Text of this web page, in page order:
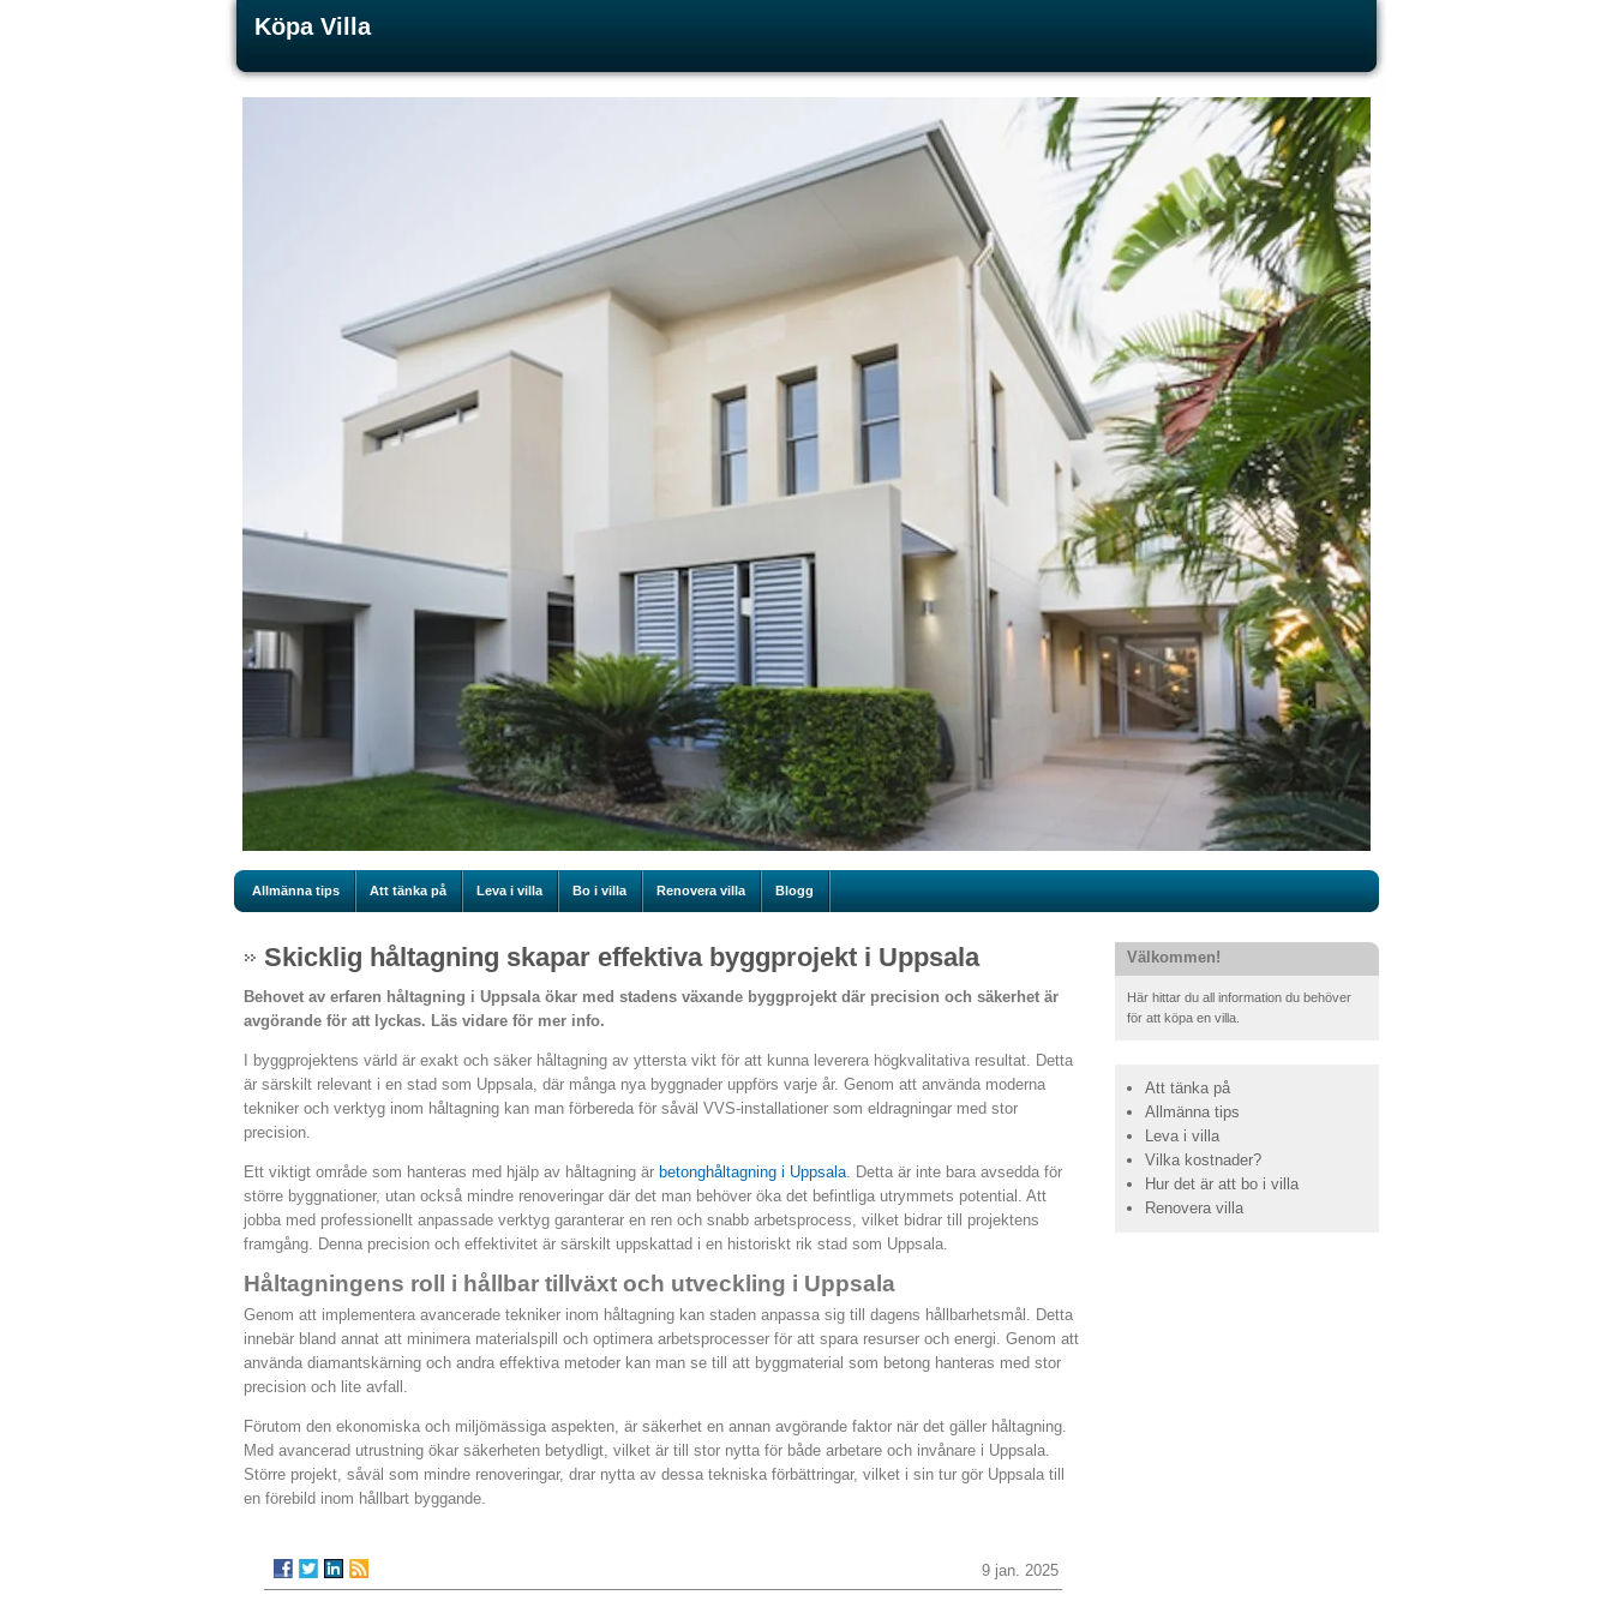
Köpa Villa
Allmänna tips Att tänka på Leva i villa Bo i villa Renovera villa Blogg
Välkommen!
Här hittar du all information du behöver
för att köpa en villa.
Att tänka på
Allmänna tips
Leva i villa
Vilka kostnader?
Hur det är att bo i villa
Renovera villa
Skicklig håltagning skapar effektiva byggprojekt i Uppsala
Behovet av erfaren håltagning i Uppsala ökar med stadens växande byggprojekt där precision och säkerhet är
avgörande för att lyckas. Läs vidare för mer info.
I byggprojektens värld är exakt och säker håltagning av yttersta vikt för att kunna leverera högkvalitativa resultat. Detta
är särskilt relevant i en stad som Uppsala, där många nya byggnader uppförs varje år. Genom att använda moderna
tekniker och verktyg inom håltagning kan man förbereda för såväl VVS-installationer som eldragningar med stor
precision.
Ett viktigt område som hanteras med hjälp av håltagning är betonghåltagning i Uppsala . Detta är inte bara avsedda för
större byggnationer, utan också mindre renoveringar där det man behöver öka det befintliga utrymmets potential. Att
jobba med professionellt anpassade verktyg garanterar en ren och snabb arbetsprocess, vilket bidrar till projektens
framgång. Denna precision och effektivitet är särskilt uppskattad i en historiskt rik stad som Uppsala.
Håltagningens roll i hållbar tillväxt och utveckling i Uppsala
Genom att implementera avancerade tekniker inom håltagning kan staden anpassa sig till dagens hållbarhetsmål. Detta
innebär bland annat att minimera materialspill och optimera arbetsprocesser för att spara resurser och energi. Genom att
använda diamantskärning och andra effektiva metoder kan man se till att byggmaterial som betong hanteras med stor
precision och lite avfall.
Förutom den ekonomiska och miljömässiga aspekten, är säkerhet en annan avgörande faktor när det gäller håltagning.
Med avancerad utrustning ökar säkerheten betydligt, vilket är till stor nytta för både arbetare och invånare i Uppsala.
Större projekt, såväl som mindre renoveringar, drar nytta av dessa tekniska förbättringar, vilket i sin tur gör Uppsala till
en förebild inom hållbart byggande.
9 jan. 2025